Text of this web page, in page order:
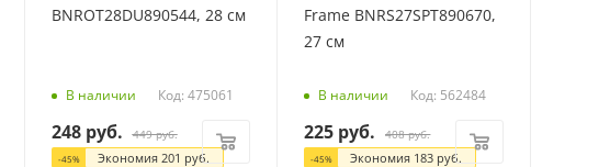
BNROT28DU890544, 28 см
В наличии Код: 475061
248руб. 449руб.
-45% Экономия 201 руб.
Frame BNRS27SPT890670,
27 см
В наличии Код: 562484
225 руб. 408руб.
-45% Экономия 183 руб.